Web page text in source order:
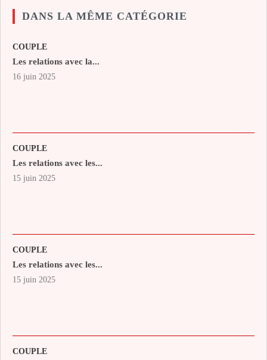
DANS LA MÊME CATÉGORIE
COUPLE
Les relations avec la...
16 juin 2025
COUPLE
Les relations avec les...
15 juin 2025
COUPLE
Les relations avec les...
15 juin 2025
COUPLE